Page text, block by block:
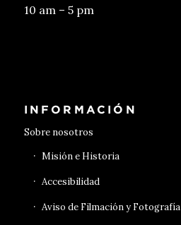
10 am – 5 pm
INFORMACIÓN
Sobre nosotros
Misión e Historia
Accesibilidad
Aviso de Filmación y Fotografía